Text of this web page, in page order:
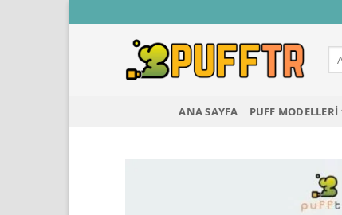
atla
Ara:
ANA SAYFA PUFF MODELLERI